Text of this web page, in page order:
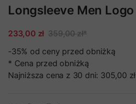
Longsleeve Men Logo
233,00 zł 359,00 zł*
-35% od ceny przed obniżką
* Cena przed obniżką
Najniższa cena z 30 dni: 305,00 zł